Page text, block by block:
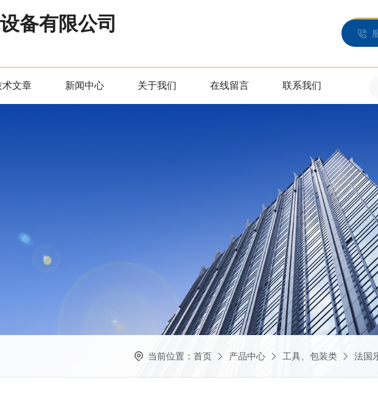
备有限公司
术文章 新闻中心 关于我们 在线留言 联系我们
当前位置： 首页 产品中心 工具、包装类 法国